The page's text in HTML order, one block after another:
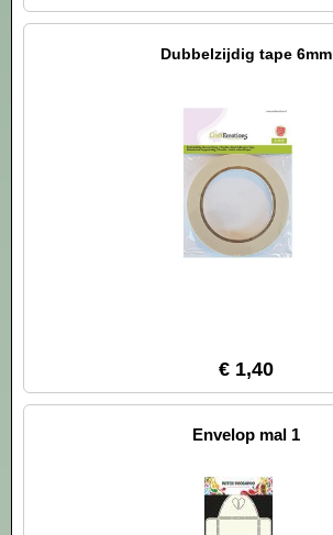
Dubbelzijdig tape 6mm
€ 1,40
Envelop mal 1